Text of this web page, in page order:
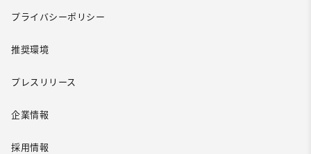
プライバシーポリシー
推奨環境
プレスリリース
企業情報
採用情報